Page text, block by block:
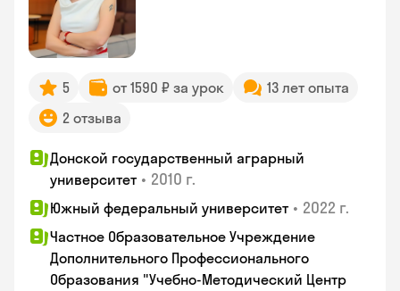
5 от 1590 ₽ за урок
13 лет опыта
2 отзыва
Донской государственный аграрный
университет • 2010 г.
Южный федеральный университет • 2022 г.
Частное Образовательное Учреждение
Дополнительного Профессионального
Образования "Учебно-Методический Центр